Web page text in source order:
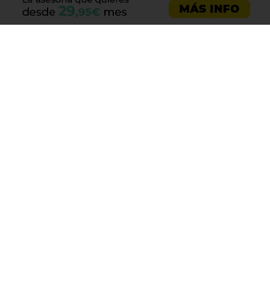
Asesoría emprendedores
Asesoría empresas